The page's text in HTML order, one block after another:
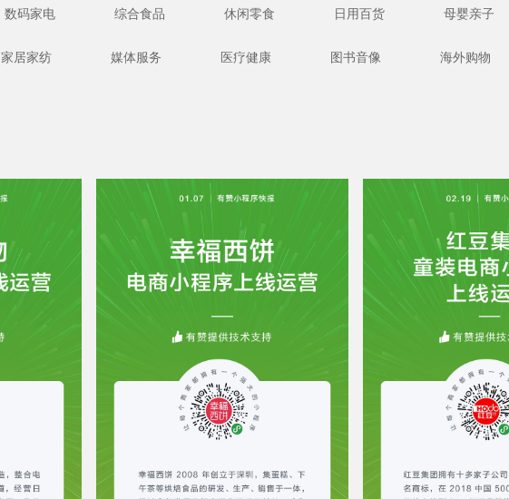
数码家电 综合食品 休闲零食 日用百货 母婴亲子
家居家纺 媒体服务 医疗健康 图书音像 海外购物